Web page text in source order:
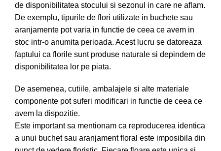
de disponibilitatea stocului si sezonul in care ne aflam.
De exemplu, tipurile de flori utilizate in buchete sau
aranjamente pot varia in functie de ceea ce avem in
stoc intr-o anumita perioada. Acest lucru se datoreaza
faptului ca florile sunt produse naturale si depindem de
disponibilitatea lor pe piata.
De asemenea, cutiile, ambalajele si alte materiale
componente pot suferi modificari in functie de ceea ce
avem la dispozitie.
Este important sa mentionam ca reproducerea identica
a unui buchet sau aranjament floral este imposibila din